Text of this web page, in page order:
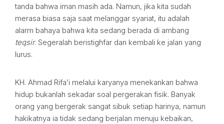
tanda bahwa iman masih ada. Namun, jika kita sudah
merasa biasa saja saat melanggar syariat, itu adalah
alarm bahaya bahwa kita sedang berada di ambang
teqsir. Segeralah beristighfar dan kembali ke jalan yang
lurus.
KH. Ahmad Rifa’i melalui karyanya menekankan bahwa
hidup bukanlah sekadar soal pergerakan fisik. Banyak
orang yang bergerak sangat sibuk setiap harinya, namun
hakikatnya ia tidak sedang berjalan menuju kebaikan,